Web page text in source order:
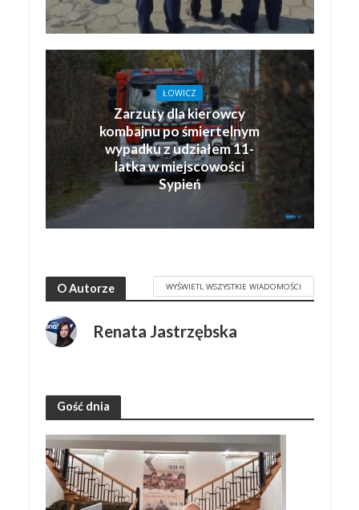
ŁOWICZ
Zarzuty dla kierowcy
kombajnu po śmiertelnym
wypadku z udziałem 11-
latka w miejscowości
Sypień
O Autorze WYŚWIETL WSZYSTKIE WIADOMOŚCI
Renata Jastrzębska
Gość dnia